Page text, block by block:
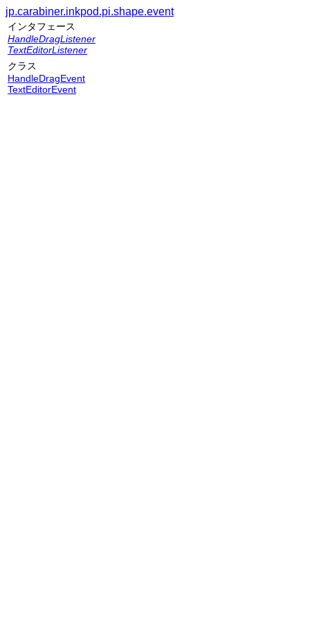
jp.carabiner.inkpod.pi.shape.event
インタフェース
HandleDragListener
TextEditorListener
クラス
HandleDragEvent
TextEditorEvent